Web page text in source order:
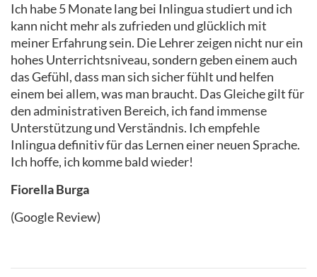
Ich habe 5 Monate lang bei Inlingua studiert und ich
kann nicht mehr als zufrieden und glücklich mit
meiner Erfahrung sein. Die Lehrer zeigen nicht nur ein
hohes Unterrichtsniveau, sondern geben einem auch
das Gefühl, dass man sich sicher fühlt und helfen
einem bei allem, was man braucht. Das Gleiche gilt für
den administrativen Bereich, ich fand immense
Unterstützung und Verständnis. Ich empfehle
Inlingua definitiv für das Lernen einer neuen Sprache.
Ich hoffe, ich komme bald wieder!
Fiorella Burga
(Google Review)